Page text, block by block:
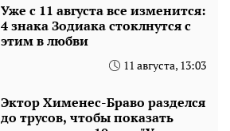
Уже с 11 августа все изменится:
4 знака Зодиака стоклнутся с
этим в любви
11 августа, 13:03
Эктор Хименес-Браво разделся
до трусов, чтобы показать